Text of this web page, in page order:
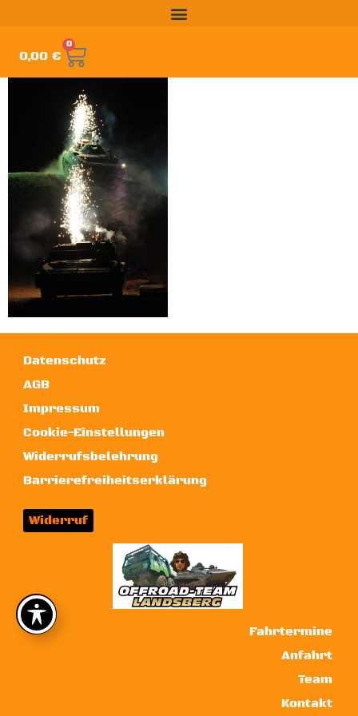
0,00 €
0
Datenschutz
AGB
Impressum
Cookie-Einstellungen
Widerrufsbelehrung
Barrierefreiheitserklärung
Widerruf
Fahrtermine
Anfahrt
Team
Kontakt